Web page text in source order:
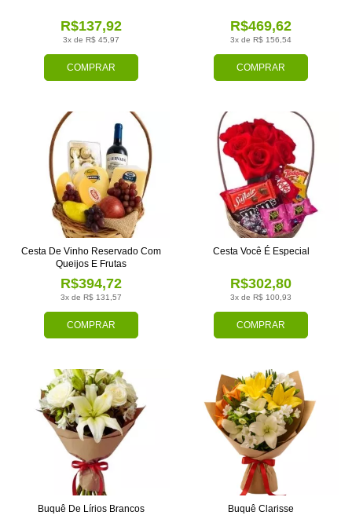
COMPRAR
3x de R$ 45,97
R$137,92
COMPRAR
3x de R$ 156,54
R$469,62
COMPRAR
3x de R$ 131,57
R$394,72
Cesta De Vinho Reservado Com
Queijos E Frutas
COMPRAR
3x de R$ 100,93
R$302,80
Cesta Você É Especial
Buquê De Lírios Brancos Buquê Clarisse